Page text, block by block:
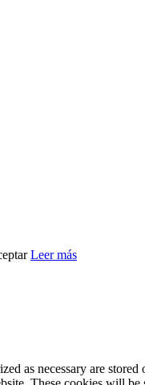
Leer más
as necessary are